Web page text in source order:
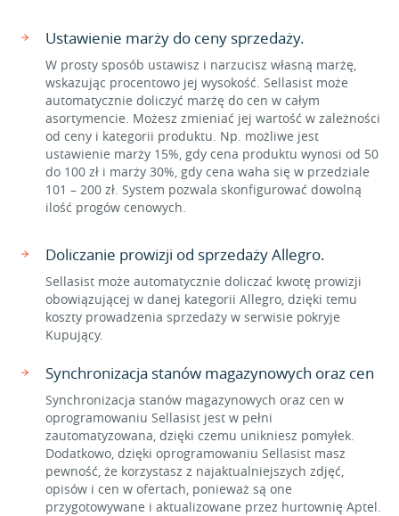
Ustawienie marży do ceny sprzedaży.
W prosty sposób ustawisz i narzucisz własną marżę,
wskazując procentowo jej wysokość. Sellasist może
automatycznie doliczyć marżę do cen w całym
asortymencie. Możesz zmieniać jej wartość w zależności
od ceny i kategorii produktu. Np. możliwe jest
ustawienie marży 15%, gdy cena produktu wynosi od 50
do 100 zł i marży 30%, gdy cena waha się w przedziale
101 – 200 zł. System pozwala skonfigurować dowolną
ilość progów cenowych.
Doliczanie prowizji od sprzedaży Allegro.
Sellasist może automatycznie doliczać kwotę prowizji
obowiązującej w danej kategorii Allegro, dzięki temu
koszty prowadzenia sprzedaży w serwisie pokryje
Kupujący.
Synchronizacja stanów magazynowych oraz cen
Synchronizacja stanów magazynowych oraz cen w
oprogramowaniu Sellasist jest w pełni
zautomatyzowana, dzięki czemu unikniesz pomyłek.
Dodatkowo, dzięki oprogramowaniu Sellasist masz
pewność, że korzystasz z najaktualniejszych zdjęć,
opisów i cen w ofertach, ponieważ są one
przygotowywane i aktualizowane przez hurtownię Aptel.